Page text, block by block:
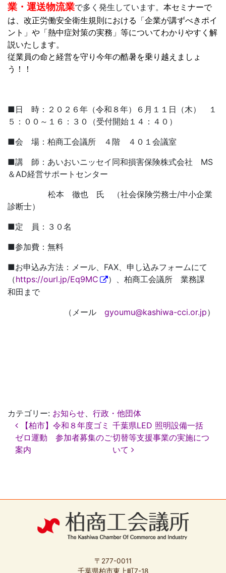
業・運送物流業で多く発生しています。 本セミナーで
は、改正労働安全衛生規則における「企業が講ずべきポイ
ント」や「熱中症対策の実務」等についてわかりやすく解
説いたします。
従業員の命と経営を守り今年の酷暑を乗り越えましょ
う！！
■日 時：２０２６年（令和８年）６月１１日（木） １
５：００～１６：３０（受付開始１４：４０）
■会 場：柏商工会議所 ４階 ４０１会議室
■講 師：あいおいニッセイ同和損害保険株式会社 MS
＆AD経営サポートセンター
松本 徹也 氏 （社会保険労務士/中小企業
診断士）
■定 員：３０名
■参加費：無料
■お申込み方法：メール、FAX、申し込みフォームにて
（https://ourl.jp/Eq9MC
）、柏商工会議所 業務課
和田まで
（メール gyoumu@kashiwa-cci.or.jp）
カテゴリー: お知らせ
行政・他団体
投
稿
ナ
ビ
ン
【柏市】令和８年度ゴミ
ゼロ運動 参加者募集のご
案内
千葉県LED 照明設備一括
切替等支援事業の実施につ
いて
〒277-0011
千葉県柏市東上町7-18